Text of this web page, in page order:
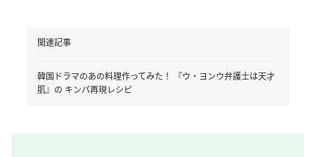
関連記事
韓国ドラマのあの料理作ってみた！ 『ウ・ヨンウ弁護士は天才
肌』の キンパ再現レシピ